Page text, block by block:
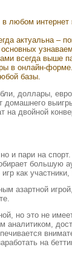
любом интернет
актуальна –
всегда выше
в онлайн-
базы.
доллары,
двойной
и пари на
большую
как
азартной
но это не
на